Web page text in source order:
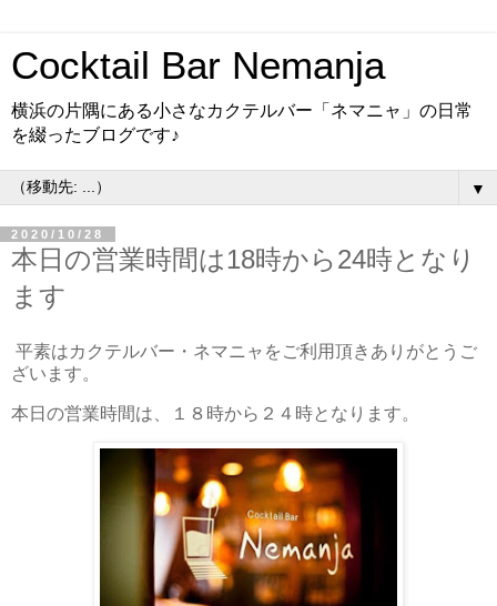
Cocktail Bar Nemanja
横浜の片隅にある小さなカクテルバー「ネマニャ」の日常
を綴ったブログです♪
▼
2020/10/28
本日の営業時間は18時から24時となり
ます
平素はカクテルバー・ネマニャをご利用頂きありがとうご
ざいます。
本日の営業時間は、１８時から２４時となります。